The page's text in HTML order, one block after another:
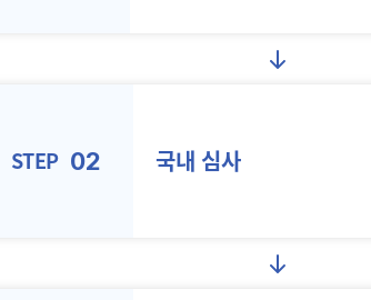
STEP 02 국내 심사